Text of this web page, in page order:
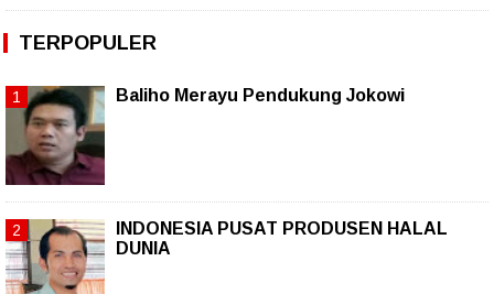
TERPOPULER
Baliho Merayu Pendukung Jokowi
INDONESIA PUSAT PRODUSEN HALAL
DUNIA